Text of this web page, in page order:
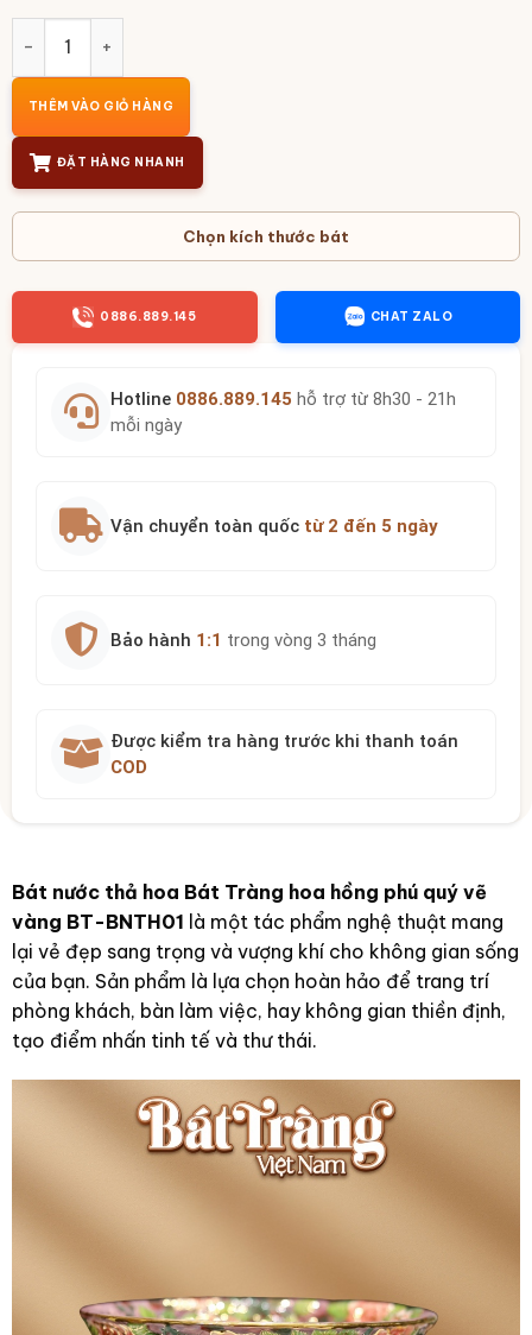
THÊM VÀO GIỎ HÀNG
ĐẶT HÀNG NHANH
Chọn kích thước bát
0886.889.145 CHAT ZALO
Hotline 0886.889.145 hỗ trợ từ 8h30 - 21h
mỗi ngày
Vận chuyển toàn quốc từ 2 đến 5 ngày
Bảo hành 1:1 trong vòng 3 tháng
Được kiểm tra hàng trước khi thanh toán
COD
Bát nước thả hoa Bát Tràng hoa hồng phú quý vẽ
vàng BT-BNTH01 là một tác phẩm nghệ thuật mang
lại vẻ đẹp sang trọng và vượng khí cho không gian sống
của bạn. Sản phẩm là lựa chọn hoàn hảo để trang trí
phòng khách, bàn làm việc, hay không gian thiền định,
tạo điểm nhấn tinh tế và thư thái.